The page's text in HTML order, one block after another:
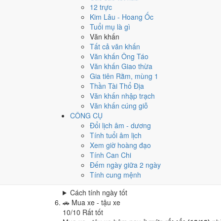
12 trực
Kim Lâu - Hoang Ốc
Tuổi mụ là gì
Văn khấn
Tất cả văn khấn
Văn khấn Ông Táo
Văn khấn Giao thừa
Gia tiên Rằm, mùng 1
Thần Tài Thổ Địa
Văn khấn nhập trạch
Văn khấn cúng giỗ
CÔNG CỤ
Đổi lịch âm - dương
Tính tuổi âm lịch
Xem giờ hoàng đạo
Tính Can Chi
Đếm ngày giữa 2 ngày
Tính cung mệnh
Cách tính ngày tốt
Khai trương - mở cửa hàng
/10Rất tốt
Khai trương - mở cửa hàng hôm nay ở
Cách tính ngày tốt
Ký hợp đồng - giao ước
/10Rất tốt
Ký hợp đồng - giao ước hôm nay ở
Cách tính ngày tốt
🏗️ Động thổ - khởi công
/10Rất tốt
Động thổ - khởi công hôm nay ở
Cách tính ngày tốt
Nhập trạch - vào nhà mới
/10Rất tốt
Nhập trạch - vào nhà mới hôm nay ở
Cách tính ngày tốt
🚗 Mua xe - tậu xe
10/10 Rất tốt